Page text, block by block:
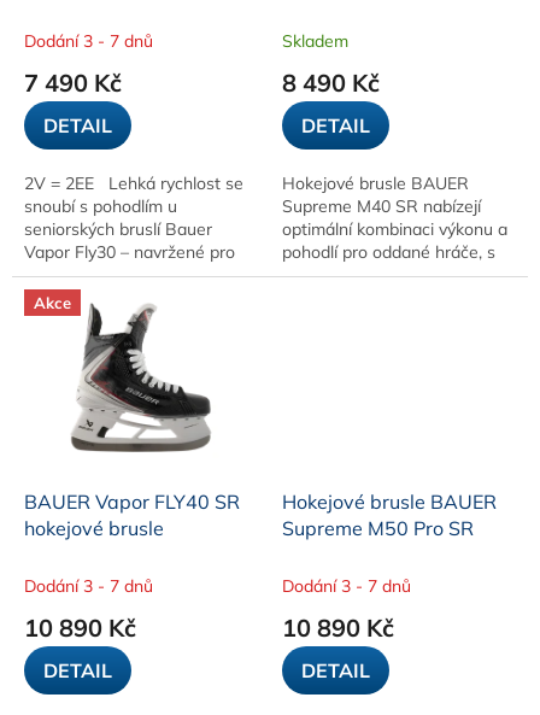
Dodání 3 - 7 dnů
7 490 Kč
DETAIL
2V = 2EE Lehká rychlost se
snoubí s pohodlím u
seniorských bruslí Bauer
Vapor Fly30 – navržené pro
rekreační hráče, kteří chtějí
obratnost bez kompromisů.
Skladem
8 490 Kč
DETAIL
Hokejové brusle BAUER
Supreme M40 SR nabízejí
optimální kombinaci výkonu a
pohodlí pro oddané hráče, s
lehkým a podpůrným
Akce
BAUER Vapor FLY40 SR
hokejové brusle
Dodání 3 - 7 dnů
10 890 Kč
DETAIL
Hokejové brusle BAUER
Supreme M50 Pro SR
Dodání 3 - 7 dnů
10 890 Kč
DETAIL